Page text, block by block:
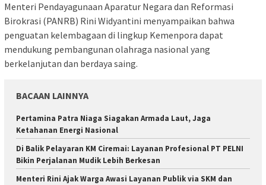
Menteri Pendayagunaan Aparatur Negara dan Reformasi
Birokrasi (PANRB) Rini Widyantini menyampaikan bahwa
penguatan kelembagaan di lingkup Kemenpora dapat
mendukung pembangunan olahraga nasional yang
berkelanjutan dan berdaya saing.
BACAAN LAINNYA
Pertamina Patra Niaga Siagakan Armada Laut, Jaga
Ketahanan Energi Nasional
Di Balik Pelayaran KM Ciremai: Layanan Profesional PT PELNI
Bikin Perjalanan Mudik Lebih Berkesan
Menteri Rini Ajak Warga Awasi Layanan Publik via SKM dan